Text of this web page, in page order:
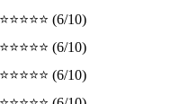
⭐⭐⭐⭐⭐ (6/10)
⭐⭐⭐⭐⭐ (6/10)
⭐⭐⭐⭐⭐ (6/10)